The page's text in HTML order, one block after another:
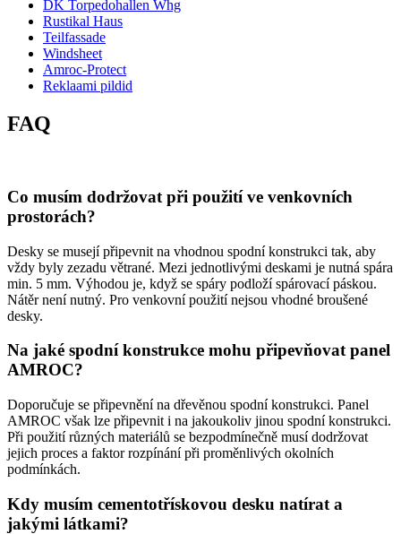
DK Torpedohallen Whg
Rustikal Haus
Teilfassade
Windsheet
Amroc-Protect
Reklaami pildid
FAQ
Co musím dodržovat při použití ve venkovních
prostorách?
Desky se musejí připevnit na vhodnou spodní konstrukci tak, aby
vždy byly zezadu větrané. Mezi jednotlivými deskami je nutná spára
min. 5 mm. Výhodou je, když se spáry podloží spárovací páskou.
Nátěr není nutný. Pro venkovní použití nejsou vhodné broušené
desky.
Na jaké spodní konstrukce mohu připevňovat panel
AMROC?
Doporučuje se připevnění na dřevěnou spodní konstrukci. Panel
AMROC však lze připevnit i na jakoukoliv jinou spodní konstrukci.
Při použití různých materiálů se bezpodmínečně musí dodržovat
jejich proces a faktor rozpínání při proměnlivých okolních
podmínkách.
Kdy musím cementotřískovou desku natírat a
jakými látkami?